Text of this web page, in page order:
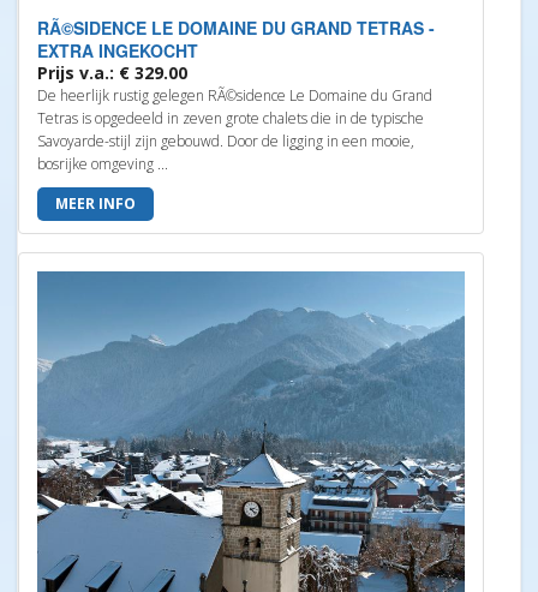
RÃ©SIDENCE LE DOMAINE DU GRAND TETRAS -
EXTRA INGEKOCHT
Prijs v.a.: € 329.00
De heerlijk rustig gelegen RÃ©sidence Le Domaine du Grand
Tetras is opgedeeld in zeven grote chalets die in de typische
Savoyarde-stijl zijn gebouwd. Door de ligging in een mooie,
bosrijke omgeving ...
MEER INFO